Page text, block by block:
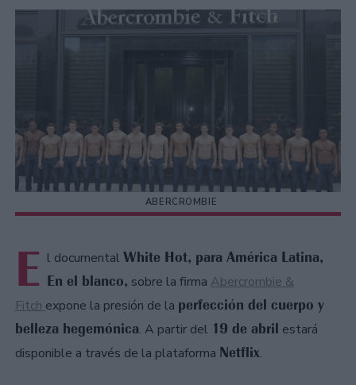
ABERCROMBIE
E l documental White Hot, para América Latina,
En el blanco, sobre la firma Abercrombie &
Fitch expone la presión de la perfección del cuerpo y
belleza hegemónica. A partir del 19 de abril estará
disponible a través de la plataforma Netflix.